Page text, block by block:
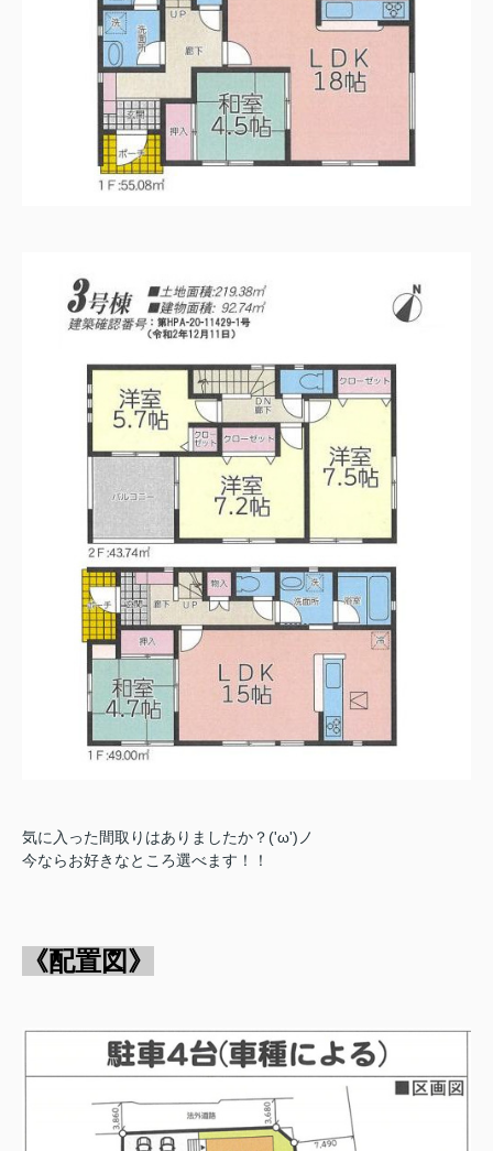
気に入った間取りはありましたか？('ω')ノ
今ならお好きなところ選べます！！
《配置図》